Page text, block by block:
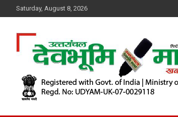
to
Saturday, August 8, 2026